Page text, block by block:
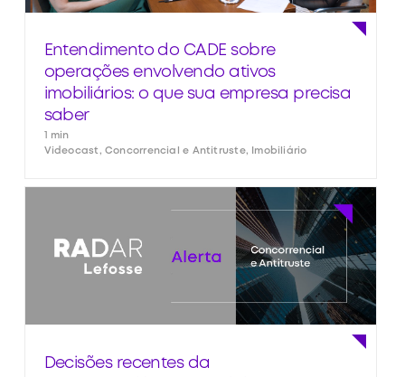
Entendimento do CADE sobre
operações envolvendo ativos
imobiliários: o que sua empresa precisa
saber
1 min
Videocast, Concorrencial e Antitruste, Imobiliário
Decisões recentes da